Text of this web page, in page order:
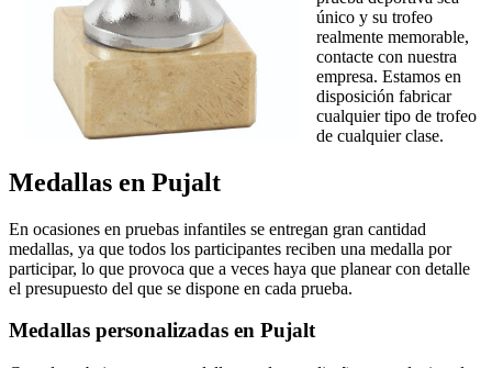
único y su trofeo
realmente memorable,
contacte con nuestra
empresa. Estamos en
disposición fabricar
cualquier tipo de trofeo
de cualquier clase.
Medallas en Pujalt
En ocasiones en pruebas infantiles se entregan gran cantidad
medallas, ya que todos los participantes reciben una medalla por
participar, lo que provoca que a veces haya que planear con detalle
el presupuesto del que se dispone en cada prueba.
Medallas personalizadas en Pujalt